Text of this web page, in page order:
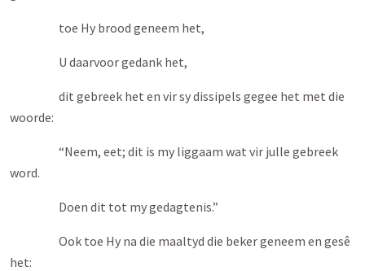
toe Hy brood geneem het,
U daarvoor gedank het,
dit gebreek het en vir sy dissipels gegee het met die
woorde:
“Neem, eet; dit is my liggaam wat vir julle gebreek
word.
Doen dit tot my gedagtenis.”
Ook toe Hy na die maaltyd die beker geneem en gesê
het: